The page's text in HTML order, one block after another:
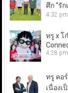
ศึก “รัก
4:32 pm
ทรู x โ
4:28 pm
ทรู คอ
เนื่องเ